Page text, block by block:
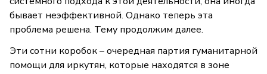
бывает неэффективной. Однако теперь эта
проблема решена. Тему продолжим далее.
Эти сотни коробок – очередная партия гуманитарной
помощи для иркутян, которые находятся в зоне